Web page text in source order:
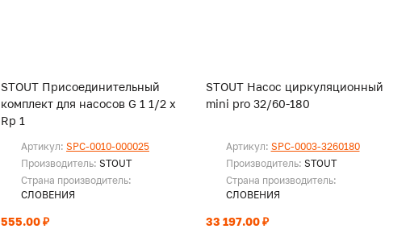
STOUT Присоединительный
комплект для насосов G 1 1/2 x
Rp 1
Артикул: SPC-0010-000025
Производитель: STOUT
Страна производитель:
СЛОВЕНИЯ
555.00 ₽
STOUT Насос циркуляционный
mini pro 32/60-180
Артикул: SPC-0003-3260180
Производитель: STOUT
Страна производитель:
СЛОВЕНИЯ
33 197.00 ₽